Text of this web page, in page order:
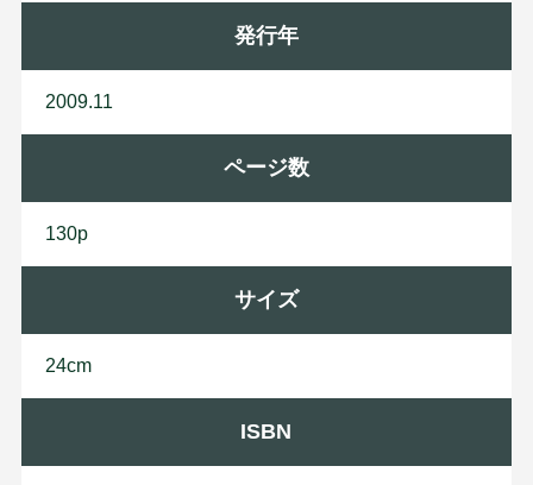
発行年
2009.11
ページ数
130p
サイズ
24cm
ISBN